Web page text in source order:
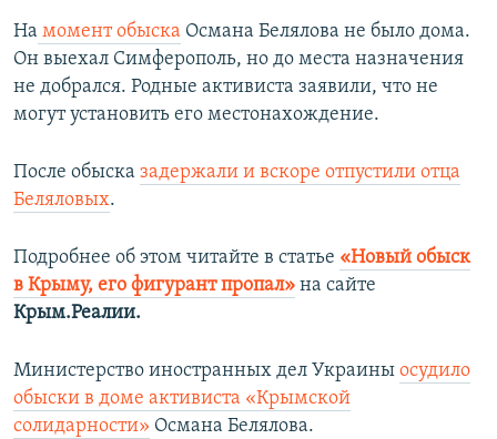
На момент обыска Османа Белялова не было дома.
Он выехал Симферополь, но до места назначения
не добрался. Родные активиста заявили, что не
могут установить его местонахождение.
После обыска задержали и вскоре отпустили отца
Беляловых.
Подробнее об этом читайте в статье «Новый обыск
в Крыму, его фигурант пропал» на сайте
Крым.Реалии.
Министерство иностранных дел Украины осудило
обыски в доме активиста «Крымской
солидарности» Османа Белялова.